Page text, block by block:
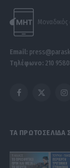
Μοναδικός
Email:
Τηλέφωνο: 210
Facebook
X
ΤΑ ΠΡΩΤΟΣΕΛΙΔΑ